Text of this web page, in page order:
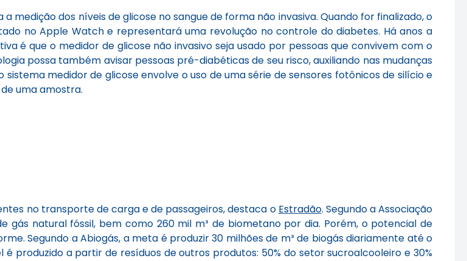
dos níveis de glicose no sangue de forma não invasiva. Quando for finalizado, o
no Apple Watch e representará uma revolução no controle do diabetes. Há anos a
é que o medidor de glicose não invasivo seja usado por pessoas que convivem com o
possa também avisar pessoas pré-diabéticas de seu risco, auxiliando nas mudanças
medidor de glicose envolve o uso de uma série de sensores fotônicos de silício e
uma amostra.
no transporte de carga e de passageiros, destaca o Estradão. Segundo a Associação
gás natural fóssil, bem como 260 mil m³ de biometano por dia. Porém, o potencial de
Segundo a Abiogás, a meta é produzir 30 milhões de m³ de biogás diariamente até o
produzido a partir de resíduos de outros produtos: 50% do setor sucroalcooleiro e 30%